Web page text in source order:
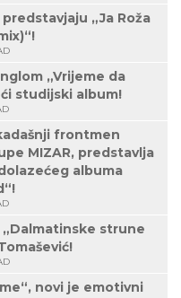
„Ja Roža
„Vrijeme da
studijski album!
frontmen
MIZAR, predstavlja
albuma
strune
novi je emotivni